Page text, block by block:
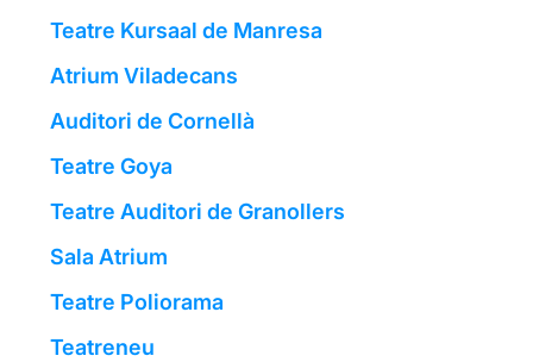
Teatre Kursaal de Manresa
Atrium Viladecans
Auditori de Cornellà
Teatre Goya
Teatre Auditori de Granollers
Sala Atrium
Teatre Poliorama
Teatreneu